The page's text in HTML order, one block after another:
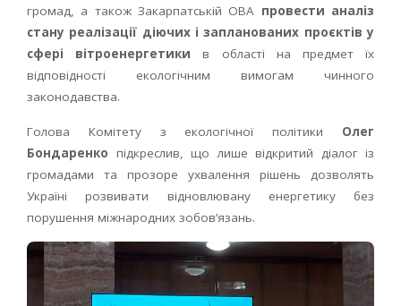
громад, а також Закарпатській ОВА провести аналіз
стану реалізації діючих і запланованих проєктів у
сфері вітроенергетики в області на предмет їх
відповідності екологічним вимогам чинного
законодавства.
Голова Комітету з екологічної політики Олег
Бондаренко підкреслив, що лише відкритий діалог із
громадами та прозоре ухвалення рішень дозволять
Україні розвивати відновлювану енергетику без
порушення міжнародних зобов’язань.